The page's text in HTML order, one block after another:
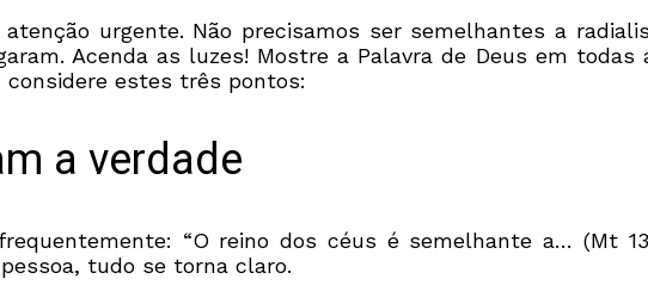
urgente. Não precisamos ser semelhantes a
Acenda as luzes! Mostre a Palavra de Deus em
estes três pontos:
a verdade
“O reino dos céus é semelhante a… (Mt
tudo se torna claro.